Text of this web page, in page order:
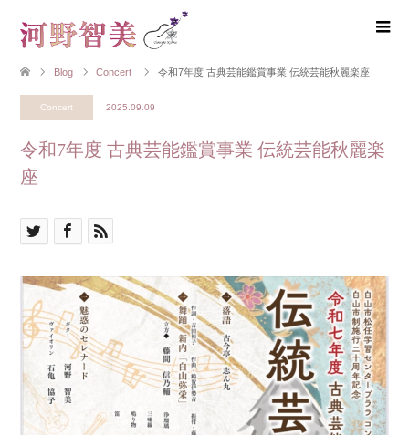
Blog Concert 令和7年度 古典芸能鑑賞事業 伝統芸能秋麗楽座
Concert 2025.09.09
令和7年度 古典芸能鑑賞事業 伝統芸能秋麗楽
座